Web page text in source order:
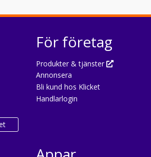
För företag
Produkter & tjänster
Annonsera
Bli kund hos Klicket
Handlarlogin